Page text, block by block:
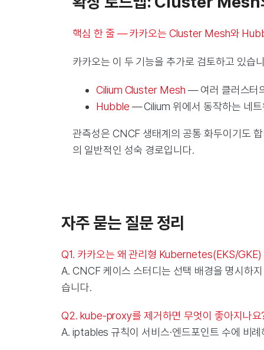
핵심 한 줄 — 카카오는 Cluster Mesh와
카카오는 이 두 기능을 추가로 검토하고 있
Cilium Cluster Mesh — 여러 클러스터
Hubble — Cilium 위에서 동작하는 네트
관측성은 CNCF 생태계의 공통 화두이기도
의 일반적인 성숙 경로입니다.
자주 묻는 질문 정리
Q1. 카카오는 왜 관리형 Kubernetes(EKS/
A. CNCF 케이스 스터디는 선택 배경을 명시하
습니다.
Q2. kube-proxy를 제거하면 무엇이 좋아지나요
A. iptables 규칙이 서비스·엔드포인트 수에 비